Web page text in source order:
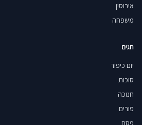
אירוסין
משפחה
חגים
יום כיפור
סוכות
חנוכה
פורים
פסח